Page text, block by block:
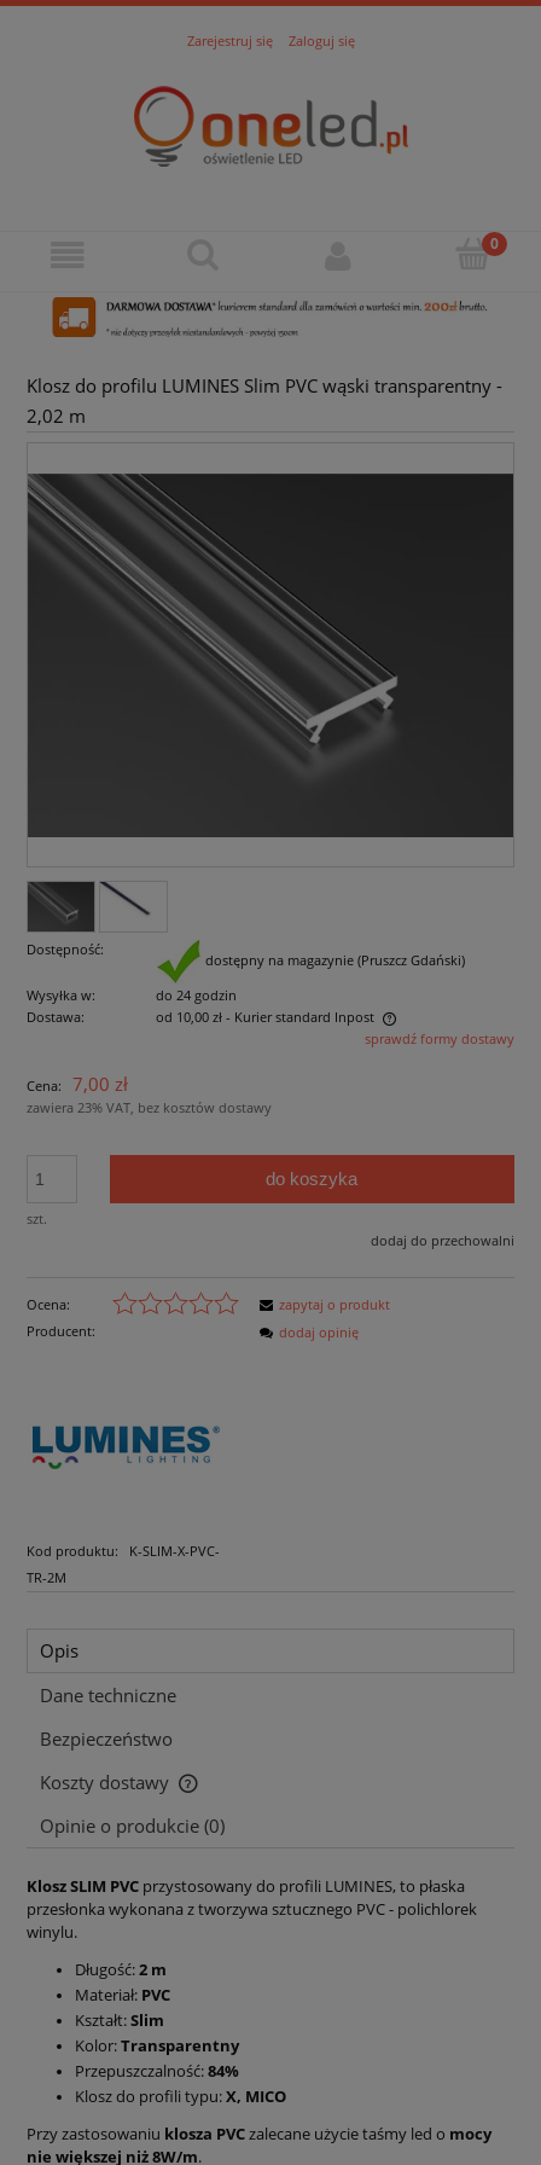
Zarejestruj się Zaloguj się
Klosz do profilu LUMINES Slim PVC wąski transparentny -
2,02 m
Dostępność:
dostępny na magazynie (Pruszcz Gdański)
Wysyłka w:
do 24 godzin
Dostawa:
od 10,00 zł - Kurier standard Inpost
Cena nie zawiera ewentualnych kosztów płatnościsprawdź formy dostawy
Cena: 7,00 zł
zawiera 23% VAT, bez kosztów dostawy
szt.
do koszyka
dodaj do przechowalni
Ocena:
Producent:
Kod produktu:
K-SLIM-X-PVC-
TR-2M
zapytaj o produkt
dodaj opinię
Opis
Dane techniczne
Bezpieczeństwo
Koszty dostawy
Cena nie zawiera ewentualnych kosztów płatności
Opinie o produkcie (0)
Klosz SLIM PVC przystosowany do profili LUMINES, to płaska
przesłonka wykonana z tworzywa sztucznego PVC - polichlorek
winylu.
Długość:2 m
Materiał: PVC
Kształt:Slim
Kolor:Transparentny
Przepuszczalność:84%
Klosz do profili typu:X, MICO
Przy zastosowaniu klosza PVCzalecane użycie taśmy led o mocy
nie większej niż 8W/m.